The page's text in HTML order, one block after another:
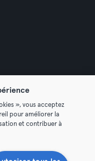
All rights reserved.
», vous acceptez
pour améliorer la
et contribuer à